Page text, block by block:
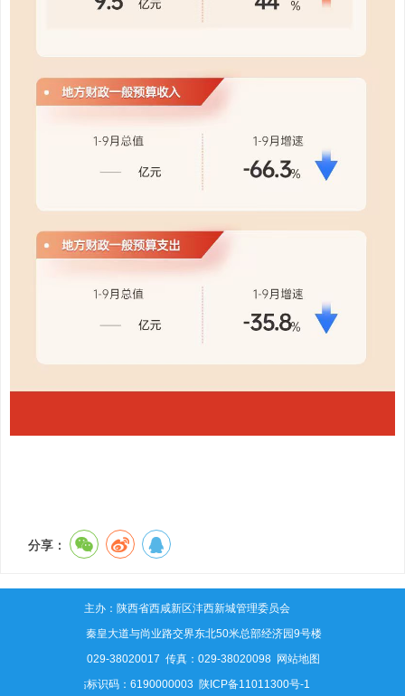
分享：
主办：陕西省西咸新区沣西新城管理委员会
地址：秦皇大道与尚业路交界东北50米总部经济园9号楼
电话：029-38020017 传真：029-38020098 网站地图
网站标识码：6190000003 陕ICP备11011300号-1